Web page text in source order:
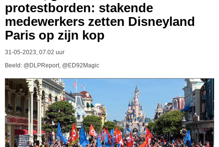
protestborden: stakende
medewerkers zetten Disneyland
Paris op zijn kop
31-05-2023, 07.02 uur
Beeld: @DLPReport, @ED92Magic